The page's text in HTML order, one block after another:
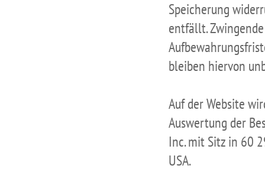
Speicherung
entfällt.
bleiben hiervon
Auf der Website
Auswertung der
Inc. mit Sitz in 60
USA.